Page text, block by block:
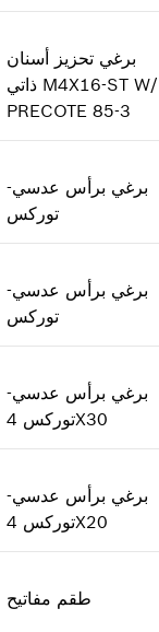
برغي تحزيز أسنان
ذاتي M4X16-ST W/
PRECOTE 85-3
برغي برأس عدسي-
توركس
برغي برأس عدسي-
توركس
برغي برأس عدسي-
توركس4X30
برغي برأس عدسي-
توركس4X20
طقم مفاتيح